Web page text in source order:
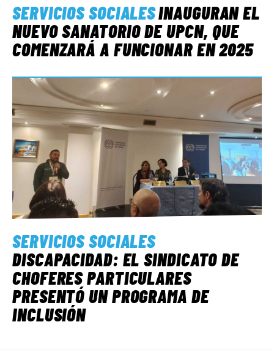
SERVICIOS SOCIALESINAUGURAN EL
NUEVO SANATORIO DE UPCN, QUE
COMENZARÁ A FUNCIONAR EN 2025
SERVICIOS SOCIALES
DISCAPACIDAD: EL SINDICATO DE
CHOFERES PARTICULARES
PRESENTÓ UN PROGRAMA DE
INCLUSIÓN